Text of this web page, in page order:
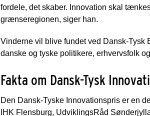
fordele, det skaber. Innovation skal
grænseregionen, siger han.
Vinderne vil blive fundet ved Dansk-Tysk
danske og tyske politikere, erhvervsfolk
Fakta om Dansk-Tysk
Den Dansk-Tyske Innovationspris er en
IHK Flensburg, UdviklingsRåd